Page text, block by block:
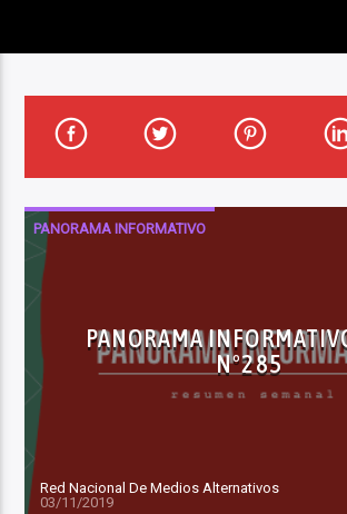
PANORAMA INFORMATIVO
PANORAMA
Nº285
Red Nacional De Medios Alternativos
03/11/2019